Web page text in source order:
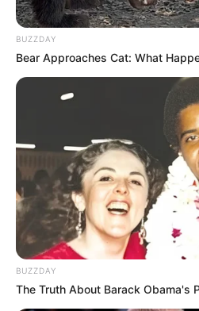
BUZZDAY
Bear Approaches Cat: What
BUZZDAY
The Truth About Barack Obama's